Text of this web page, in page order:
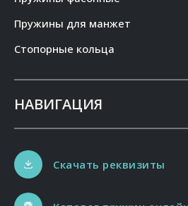
Пружины для манжет
Стопорные кольца
НАВИГАЦИЯ
Скачать реквизиты